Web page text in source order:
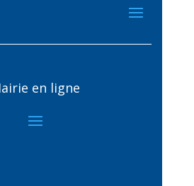
en ligne